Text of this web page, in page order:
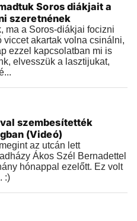
Soros diákjait a
szeretnének
ma a Soros-diákjai focizni
viccet akartak volna csinálni,
ezzel kapcsolatban mi is
elvesszük a lasztijukat,
szembesítették
(Videó)
az utcán lett
Ákos Szél Bernadettel
hónappal ezelőtt. Ez volt
:)